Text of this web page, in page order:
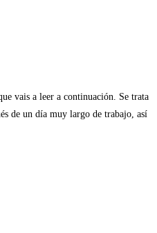
vais a leer a continuación. Se trata
de un día muy largo de trabajo, así